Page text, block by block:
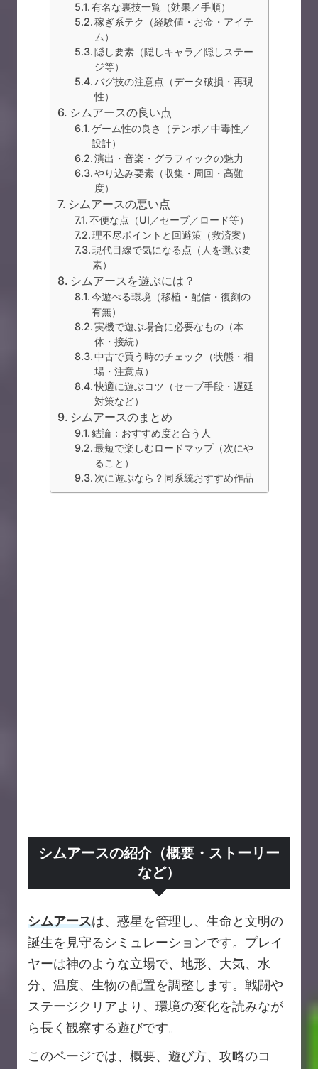
有名な裏技一覧（効果／手順）
稼ぎ系テク（経験値・お金・アイテ
ム）
隠し要素（隠しキャラ／隠しステー
ジ等）
バグ技の注意点（データ破損・再現
性）
シムアースの良い点
ゲーム性の良さ（テンポ／中毒性／
設計）
演出・音楽・グラフィックの魅力
やり込み要素（収集・周回・高難
度）
シムアースの悪い点
不便な点（UI／セーブ／ロード等）
理不尽ポイントと回避策（救済案）
現代目線で気になる点（人を選ぶ要
素）
シムアースを遊ぶには？
今遊べる環境（移植・配信・復刻の
有無）
実機で遊ぶ場合に必要なもの（本
体・接続）
中古で買う時のチェック（状態・相
場・注意点）
快適に遊ぶコツ（セーブ手段・遅延
対策など）
シムアースのまとめ
結論：おすすめ度と合う人
最短で楽しむロードマップ（次にや
ること）
次に遊ぶなら？同系統おすすめ作品
シムアースの紹介（概要・ストーリー
など）
シムアースは、惑星を管理し、生命と文明の
誕生を見守るシミュレーションです。プレイ
ヤーは神のような立場で、地形、大気、水
分、温度、生物の配置を調整します。戦闘や
ステージクリアより、環境の変化を読みなが
ら長く観察する遊びです。
このページでは、概要、遊び方、攻略のコ